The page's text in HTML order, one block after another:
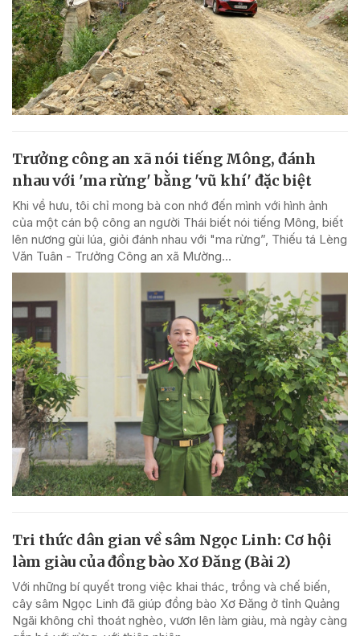
Trưởng công an xã nói tiếng Mông, đánh
nhau với 'ma rừng' bằng 'vũ khí' đặc biệt
Khi về hưu, tôi chỉ mong bà con nhớ đến mình với hình ảnh
của một cán bộ công an người Thái biết nói tiếng Mông, biết
lên nương gùi lúa, giỏi đánh nhau với "ma rừng”, Thiếu tá Lèng
Văn Tuân - Trưởng Công an xã Mường...
Tri thức dân gian về sâm Ngọc Linh: Cơ hội
làm giàu của đồng bào Xơ Đăng (Bài 2)
Với những bí quyết trong việc khai thác, trồng và chế biến,
cây sâm Ngọc Linh đã giúp đồng bào Xơ Đăng ở tỉnh Quảng
Ngãi không chỉ thoát nghèo, vươn lên làm giàu, mà ngày càng